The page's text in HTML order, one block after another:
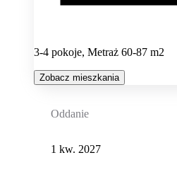
3-4 pokoje, Metraż 60-87 m2
Zobacz mieszkania
Oddanie
1 kw. 2027